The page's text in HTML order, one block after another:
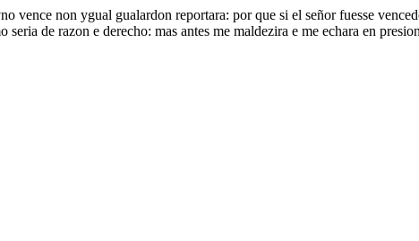
vence non ygual gualardon reportara: por que si el señor fuesse
de razon e derecho: mas antes me maldezira e me echara en